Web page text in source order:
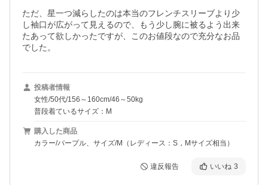
ただ、星一つ減らしたのは本当のフレンチスリーブより少
し袖口が広がって見えるので、もう少し腕に被るよう出来
たあって欲しかったですが、このお値段なので充分なお品
でした。
投稿者情報
女性/50代/156～160cm/46～50kg
普段着ているサイズ：M
購入した商品
カラー/パープル、サイズ/M（レディース：S，Mサイズ相当）
違反報告 いいね 3